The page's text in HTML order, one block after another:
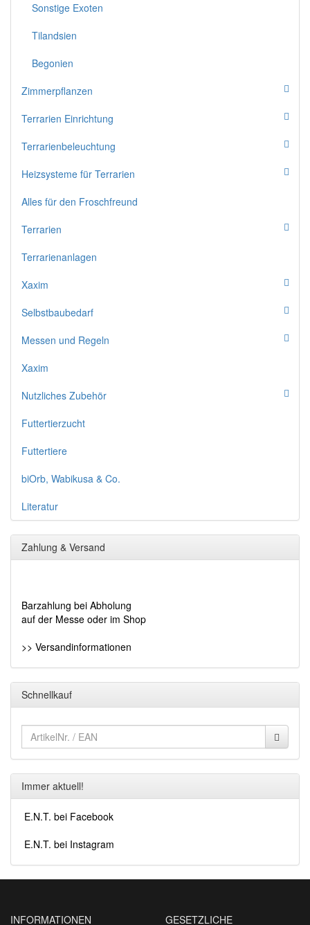
Sonstige Exoten
Tilandsien
Begonien
Zimmerpflanzen
Terrarien Einrichtung
Terrarienbeleuchtung
Heizsysteme für Terrarien
Alles für den Froschfreund
Terrarien
Terrarienanlagen
Xaxim
Selbstbaubedarf
Messen und Regeln
Xaxim
Nutzliches Zubehör
Futtertierzucht
Futtertiere
biOrb, Wabikusa & Co.
Literatur
Zahlung & Versand
Barzahlung bei Abholung
auf der Messe oder im Shop
>> Versandinformationen
Schnellkauf
Immer aktuell!
E.N.T. bei Facebook
E.N.T. bei Instagram
INFORMATIONEN GESETZLICHE